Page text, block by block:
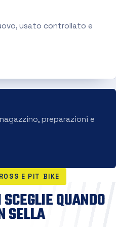
usato controllato e
preparazioni e
E PIT BIKE
QUANDO
SELLA